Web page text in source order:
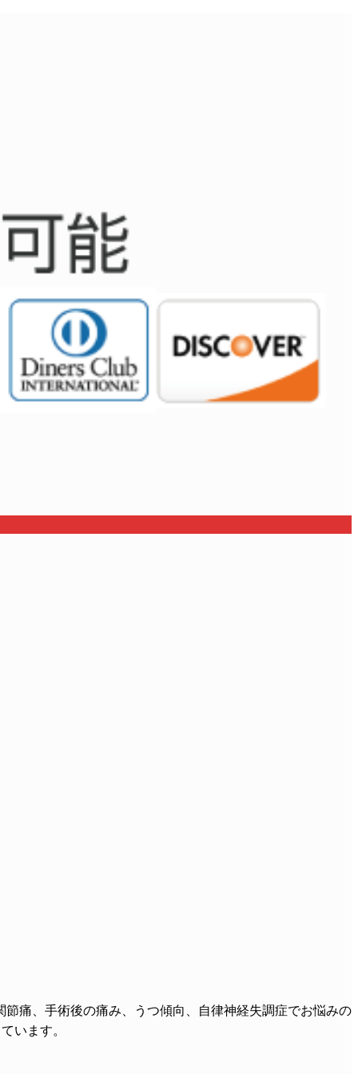
痛、手術後の痛み、うつ傾向、自律神経失調症でお悩みの
います。